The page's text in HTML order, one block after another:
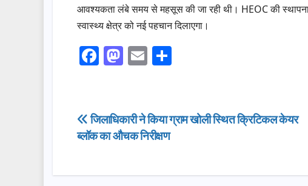
आवश्यकता लंबे समय से महसूस की जा रही थी। HEOC की
स्वास्थ्य क्षेत्र को नई पहचान दिलाएगा।
F
e
b
o
M
o
d
n
E
e
Post
navigation
जिलाधिकारी ने किया ग्राम खोली स्थित क्रिटिकल केयर
ब्लॉक का औचक निरीक्षण